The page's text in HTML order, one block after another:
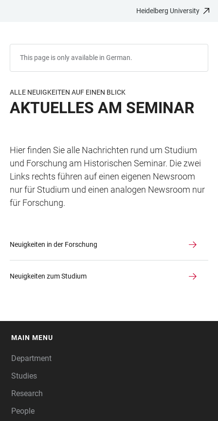
Heidelberg University
This page is only available in German.
ALLE NEUIGKEITEN AUF EINEN BLICK
AKTUELLES AM SEMINAR
Hier finden Sie alle Nachrichten rund um Studium
und Forschung am Historischen Seminar. Die zwei
Links rechts führen auf einen eigenen Newsroom
nur für Studium und einen analogen Newsroom nur
für Forschung.
Neuigkeiten in der Forschung
Neuigkeiten zum Studium
MAIN MENU
Department
Studies
Research
People